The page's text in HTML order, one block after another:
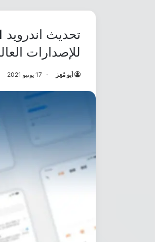
للإصدارات
أبو مُعِز 17 يونيو 2021